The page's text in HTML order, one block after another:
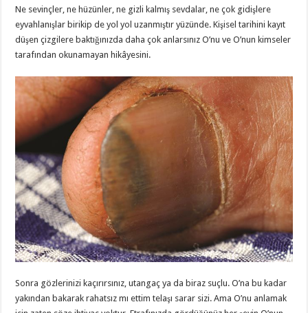
Ne sevinçler, ne hüzünler, ne gizli kalmış sevdalar, ne çok gidişlere
eyvahlanışlar birikip de yol yol uzanmıştır yüzünde. Kişisel tarihini kayıt
düşen çizgilere baktığınızda daha çok anlarsınız O’nu ve O’nun kimseler
tarafından okunamayan hikâyesini.
Sonra gözlerinizi kaçırırsınız, utangaç ya da biraz suçlu. O’na bu kadar
yakından bakarak rahatsız mı ettim telaşı sarar sizi. Ama O’nu anlamak